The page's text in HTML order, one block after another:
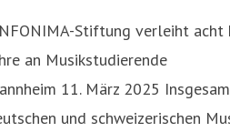
Stiftung verleiht acht
an Musikstudierende
11. März 2025
und schweizerischen